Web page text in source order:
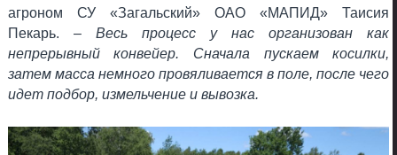
агроном СУ «Загальский» ОАО «МАПИД» Таисия
Пекарь. – Весь процесс у нас организован как
непрерывный конвейер. Сначала пускаем косилки,
затем масса немного провяливается в поле, после чего
идет подбор, измельчение и вывозка.